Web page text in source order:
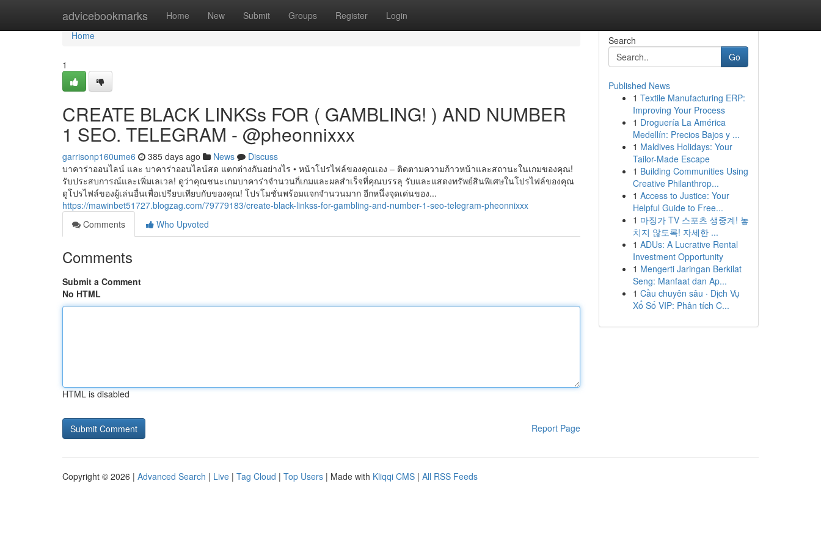
advicebookmarks Home New Submit Groups Register Login
Home
Home
1
CREATE BLACK LINKSs FOR ( GAMBLING! ) AND NUMBER
1 SEO. TELEGRAM - @pheonnixxx
garrisonp160ume6 385 days ago News
Discuss
บาคาร่าออนไลน์ และ บาคาร่าออนไลน์สด แตกต่างกันอย่างไร • หน้า​โป​ร​ไฟล์ของ​คุณ​เอง – ติดตาม​ความ​ก้าวหน้า​และ​สถานะ​ใน​เกม​ของ​คุณ!
รับ​ประสบการณ์​และ​เพิ่มเลเวล! ดู​ว่า​คุณ​ชนะ​เกม​บา​คา​ร่า​จำนวน​กี่​เกม​และ​ผล​สำเร็จ​ที่​คุณ​บรรลุ รับ​และ​แสดง​ทรัพย์สิน​พิเศษ​ใน​โป​ร​ไฟล์ของ​คุณ
ดู​โป​ร​ไฟล์ของ​ผู้​เล่น​อื่น​เพื่อ​เปรียบเทียบ​กับ​ของ​คุณ! โปรโมชั่นพร้อมแจกจำนวนมาก อีกหนึ่งจุดเด่นของ...
https://mawinbet51727.blogzag.com/79779183/create-black-linkss-for-gambling-and-number-1-seo-telegram-pheonnixxx
Comments
Who Upvoted
Comments
Submit a Comment
No HTML
HTML is disabled
Report Page
Search
Go
Published News
1 Textile Manufacturing ERP:
Improving Your Process
1 Droguería La América
Medellín: Precios Bajos y ...
1 Maldives Holidays: Your
Tailor-Made Escape
1 Building Communities Using
Creative Philanthrop...
1 Access to Justice: Your
Helpful Guide to Free...
1 마징가 TV 스포츠 생중계! 놓
치지 않도록! 자세한 ...
1 ADUs: A Lucrative Rental
Investment Opportunity
1 Mengerti Jaringan Berkilat
Seng: Manfaat dan Ap...
1 Cầu chuyên sâu · Dịch Vụ
Xổ Số VIP: Phân tích C...
Copyright © 2026 | Advanced Search | Live | Tag Cloud | Top Users | Made with Kliqqi CMS | All RSS Feeds